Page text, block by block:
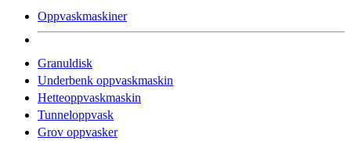
Oppvaskmaskiner
Granuldisk
Underbenk oppvaskmaskin
Hetteoppvaskmaskin
Tunneloppvask
Grov oppvasker